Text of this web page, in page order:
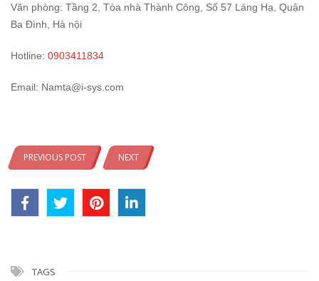
Văn phòng: Tầng 2, Tòa nhà Thành Công, Số 57 Láng Hạ, Quận
Ba Đình, Hà nội
Hotline: 0903411834
Email: Namta@i-sys.com
PREVIOUS POST NEXT
TAGS